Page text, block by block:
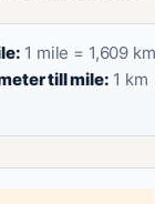
1 mile = 1,609 km
till mile: 1 km